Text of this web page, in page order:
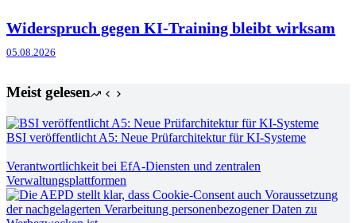
Widerspruch gegen KI-Training bleibt wirksam
05.08.2026
Meist gelesen
BSI veröffentlicht A5: Neue Prüfarchitektur für KI-Systeme
Verantwortlichkeit bei EfA-Diensten und zentralen
Verwaltungsplattformen